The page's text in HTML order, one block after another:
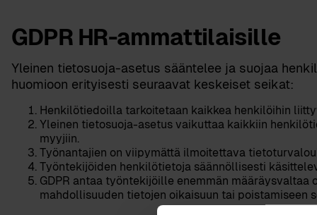
GDPR HR-ammattilaisille
Yleinen tietosuoja-asetus sääntelee ja suojaa
huomioon erityisesti seuraavat keskeiset seikat:
Henkilötiedoilla tarkoitetaan kaikkea henkilöihin
Yleinen tietosuoja-asetus vaikuttaa kaikkiin
myyjiin.
Työnantajien on viipymättä ilmoitettava
Työntekijöiden henkilötietoja säännöllisesti
GDPR antaa työntekijöille enemmän
mahdollisuuden tietojen oikaisuun tai poistamiseen